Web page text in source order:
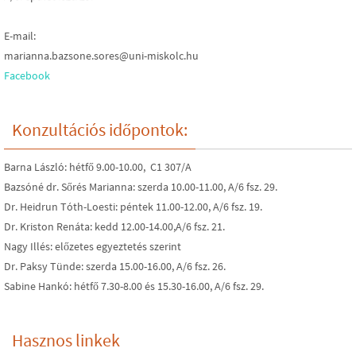
E-mail:
marianna.bazsone.sores@uni-miskolc.hu
Facebook
Konzultációs időpontok:
Barna László: hétfő 9.00-10.00, C1 307/A
Bazsóné dr. Sőrés Marianna: szerda 10.00-11.00, A/6 fsz. 29.
Dr. Heidrun Tóth-Loesti: péntek 11.00-12.00, A/6 fsz. 19.
Dr. Kriston Renáta: kedd 12.00-14.00,A/6 fsz. 21.
Nagy Illés: előzetes egyeztetés szerint
Dr. Paksy Tünde: szerda 15.00-16.00, A/6 fsz. 26.
Sabine Hankó: hétfő 7.30-8.00 és 15.30-16.00, A/6 fsz. 29.
Hasznos linkek